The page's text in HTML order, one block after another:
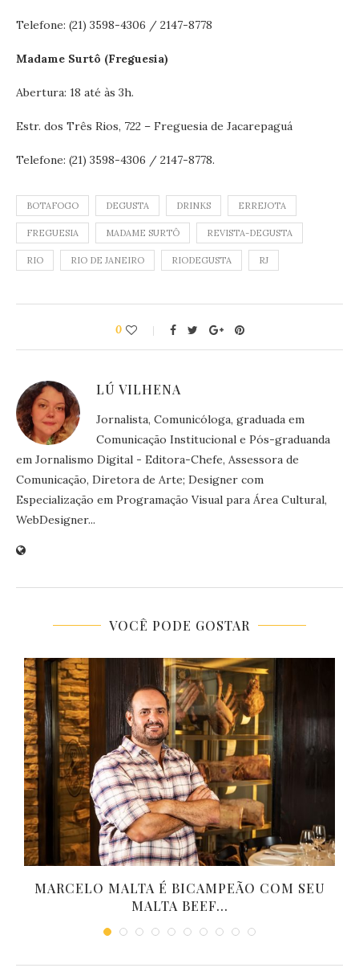
Telefone: (21) 3598-4306 / 2147-8778
Madame Surtô (Freguesia)
Abertura: 18 até às 3h.
Estr. dos Três Rios, 722 – Freguesia de Jacarepaguá
Telefone: (21) 3598-4306 / 2147-8778.
BOTAFOGO DEGUSTA DRINKS ERREJOTA
FREGUESIA MADAME SURTÔ REVISTA-DEGUSTA
RIO RIO DE JANEIRO RIODEGUSTA RJ
0
LÚ VILHENA
Jornalista, Comunicóloga, graduada em
Comunicação Institucional e Pós-graduanda
em Jornalismo Digital - Editora-Chefe, Assessora de
Comunicação, Diretora de Arte; Designer com
Especialização em Programação Visual para Área Cultural,
WebDesigner...
VOCÊ PODE GOSTAR
MARCELO MALTA É BICAMPEÃO COM SEU
MALTA BEEF...